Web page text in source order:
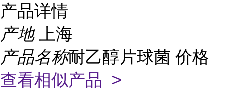
产品详情
产地
上海
产品名称耐乙醇片球菌 价格
查看相似产品 >